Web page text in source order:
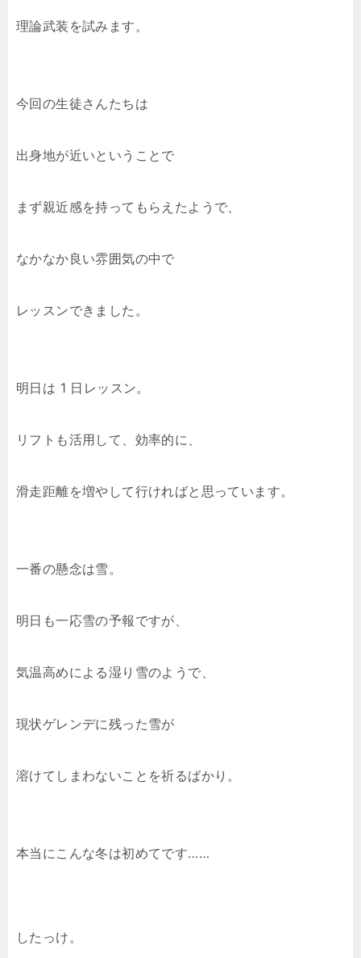
理論武装を試みます。
今回の生徒さんたちは
出身地が近いということで
まず親近感を持ってもらえたようで、
なかなか良い雰囲気の中で
レッスンできました。
明日は 1 日レッスン。
リフトも活用して、効率的に、
滑走距離を増やして行ければと思っています。
一番の懸念は雪。
明日も一応雪の予報ですが、
気温高めによる湿り雪のようで、
現状ゲレンデに残った雪が
溶けてしまわないことを祈るばかり。
本当にこんな冬は初めてです……
したっけ。